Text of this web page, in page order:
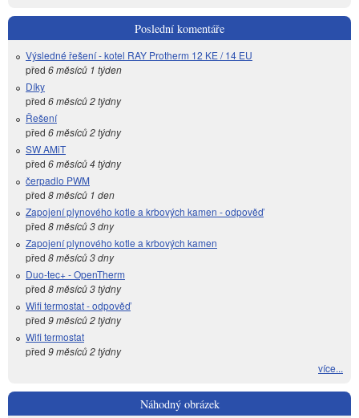
Poslední komentáře
Výsledné řešení - kotel RAY Protherm 12 KE / 14 EU
před 6 měsíců 1 týden
Díky
před 6 měsíců 2 týdny
Řešení
před 6 měsíců 2 týdny
SW AMiT
před 6 měsíců 4 týdny
čerpadlo PWM
před 8 měsíců 1 den
Zapojení plynového kotle a krbových kamen - odpověď
před 8 měsíců 3 dny
Zapojení plynového kotle a krbových kamen
před 8 měsíců 3 dny
Duo-tec+ - OpenTherm
před 8 měsíců 3 týdny
Wifi termostat - odpověď
před 9 měsíců 2 týdny
Wifi termostat
před 9 měsíců 2 týdny
více...
Náhodný obrázek